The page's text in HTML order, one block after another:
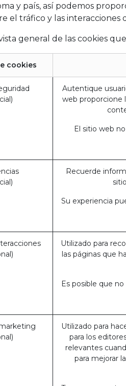
y país, así podemos
el tráfico y las
general de las cookies
cookies
Autentique
web proporcione
El sitio web
Recuerde
Su experiencia
Utilizado para
las páginas que
Es posible que
Utilizado para
para los
relevantes
para mejorar